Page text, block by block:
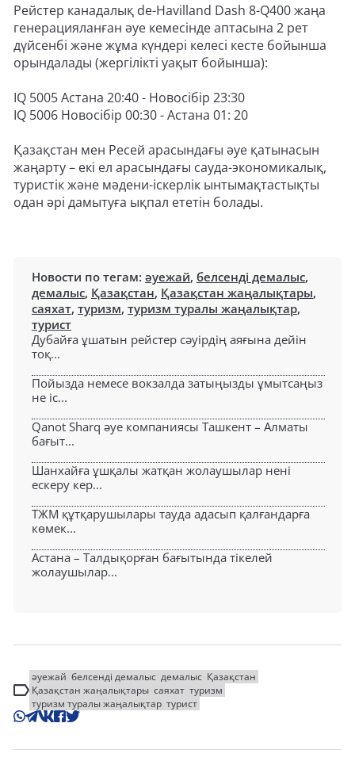
Рейстер канадалық de-Havilland Dash 8-Q400 жаңа
генерацияланған әуе кемесінде аптасына 2 рет
дүйсенбі және жұма күндері келесі кесте бойынша
орындалады (жергілікті уақыт бойынша):
IQ 5005 Астана 20:40 - Новосібір 23:30
IQ 5006 Новосібір 00:30 - Астана 01: 20
Қазақстан мен Ресей арасындағы әуе қатынасын
жаңарту – екі ел арасындағы сауда-экономикалық,
туристік және мәдени-іскерлік ынтымақтастықты
одан әрі дамытуға ықпал ететін болады.
Новости по тегам: әуежай, белсенді демалыс,
демалыс, Қазақстан, Қазақстан жаңалықтары,
саяхат, туризм, туризм туралы жаңалықтар,
турист
Дубайға ұшатын рейстер сәуірдің аяғына дейін
тоқ...
Пойызда немесе вокзалда затыңызды ұмытсаңыз
не іс...
Qanot Sharq әуе компаниясы Ташкент – Алматы
бағыт...
Шанхайға ұшқалы жатқан жолаушылар нені
ескеру кер...
ТЖМ құтқарушылары тауда адасып қалғандарға
көмек...
Астана – Талдықорған бағытында тікелей
жолаушылар...
әуежай белсенді демалыс демалыс Қазақстан
Қазақстан жаңалықтары саяхат туризм
туризм туралы жаңалықтар турист